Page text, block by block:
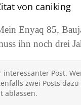
von caniking
Enyaq 85,
ihn noch drei
interessanter Post.
zwei Posts
ablassen.